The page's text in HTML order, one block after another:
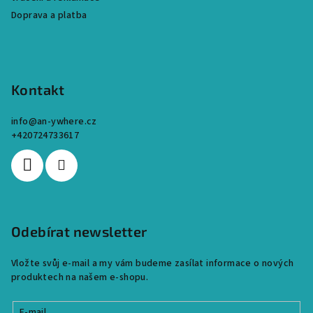
Doprava a platba
Kontakt
info@an-ywhere.cz
+420724733617
Odebírat newsletter
Vložte svůj e-mail a my vám budeme zasílat informace o nových
produktech na našem e-shopu.